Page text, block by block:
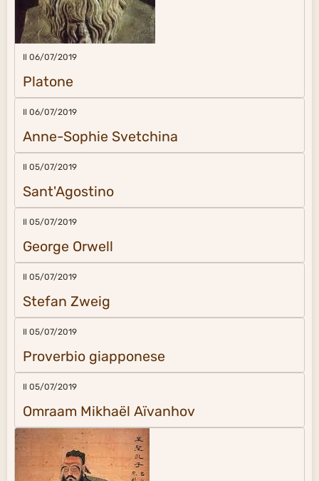
Il 06/07/2019
Platone
Il 06/07/2019
Anne-Sophie Svetchina
Il 05/07/2019
Sant'Agostino
Il 05/07/2019
George Orwell
Il 05/07/2019
Stefan Zweig
Il 05/07/2019
Proverbio giapponese
Il 05/07/2019
Omraam Mikhaël Aïvanhov